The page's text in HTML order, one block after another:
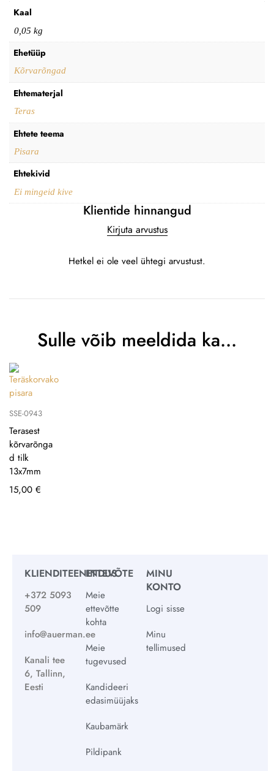
Kaal
0,05 kg
Ehetüüp
Kõrvarõngad
Ehtematerjal
Teras
Ehtete teema
Pisara
Ehtekivid
Ei mingeid kive
Klientide hinnangud
Kirjuta arvustus
Hetkel ei ole veel ühtegi arvustust.
Sulle võib meeldida ka…
SSE-0943
Terasest
kõrvarõnga
d tilk
13x7mm
15,00 €
KLIENDITEENINDUS
+372 5093
509
info@auerman.ee
Kanali tee
6, Tallinn,
Eesti
ETTEVÕTE
Meie
ettevõtte
kohta
Meie
tugevused
Kandideeri
edasimüüjaks
Kaubamärk
Pildipank
MINU
KONTO
Logi sisse
Minu
tellimused